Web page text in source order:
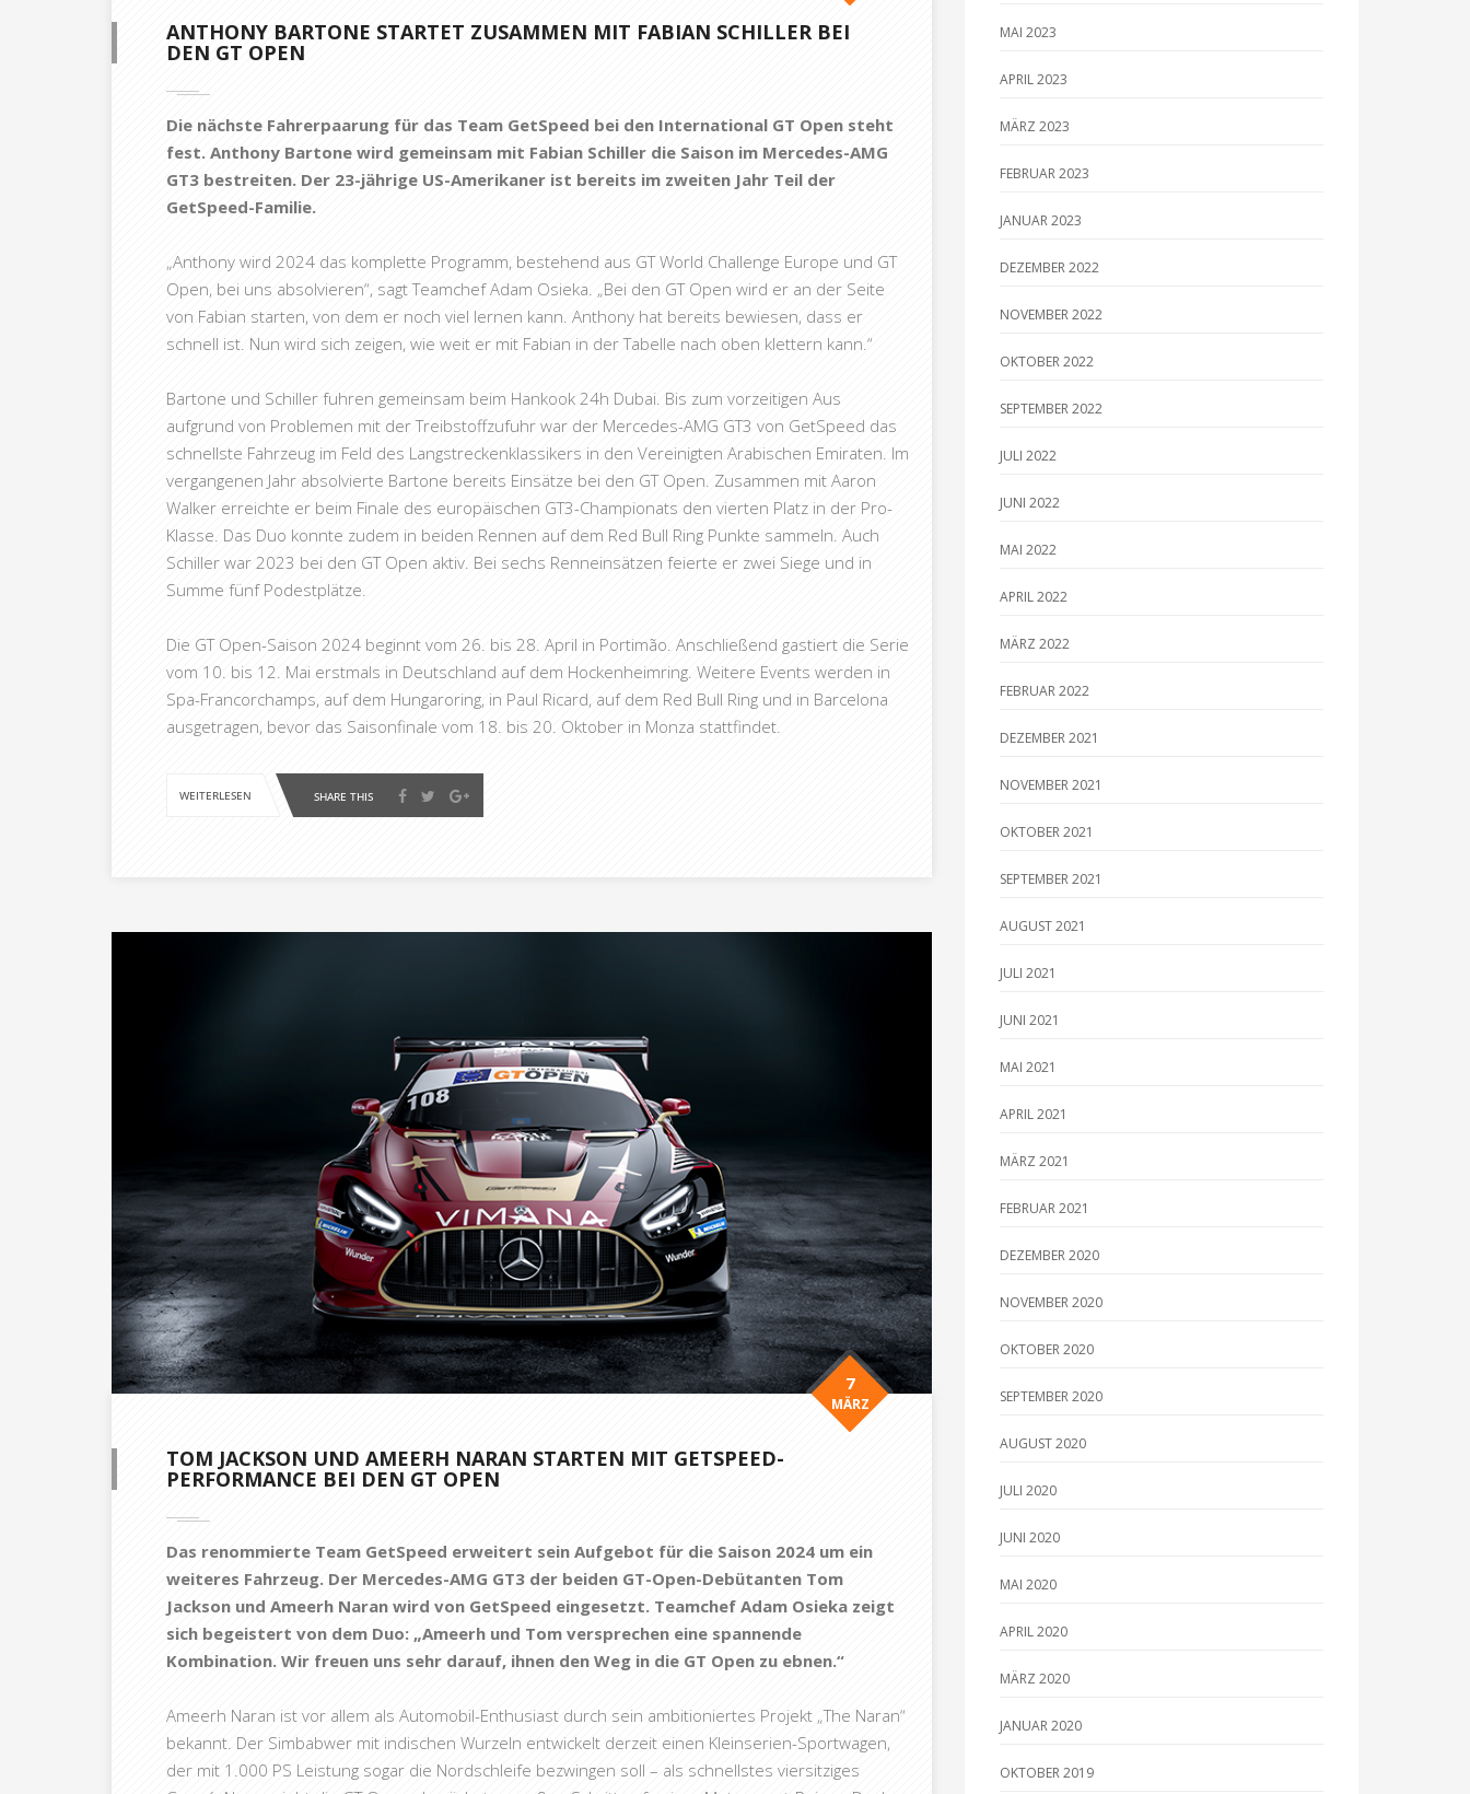
ANTHONY BARTONE STARTET ZUSAMMEN MIT FABIAN SCHILLER BEI
DEN GT OPEN
Die nächste Fahrerpaarung für das Team GetSpeed bei den International GT Open steht
fest. Anthony Bartone wird gemeinsam mit Fabian Schiller die Saison im Mercedes-AMG
GT3 bestreiten. Der 23-jährige US-Amerikaner ist bereits im zweiten Jahr Teil der
GetSpeed-Familie.
„Anthony wird 2024 das komplette Programm, bestehend aus GT World Challenge Europe und GT
Open, bei uns absolvieren“, sagt Teamchef Adam Osieka. „Bei den GT Open wird er an der Seite
von Fabian starten, von dem er noch viel lernen kann. Anthony hat bereits bewiesen, dass er
schnell ist. Nun wird sich zeigen, wie weit er mit Fabian in der Tabelle nach oben klettern kann.“
Bartone und Schiller fuhren gemeinsam beim Hankook 24h Dubai. Bis zum vorzeitigen Aus
aufgrund von Problemen mit der Treibstoffzufuhr war der Mercedes-AMG GT3 von GetSpeed das
schnellste Fahrzeug im Feld des Langstreckenklassikers in den Vereinigten Arabischen Emiraten. Im
vergangenen Jahr absolvierte Bartone bereits Einsätze bei den GT Open. Zusammen mit Aaron
Walker erreichte er beim Finale des europäischen GT3-Championats den vierten Platz in der Pro-
Klasse. Das Duo konnte zudem in beiden Rennen auf dem Red Bull Ring Punkte sammeln. Auch
Schiller war 2023 bei den GT Open aktiv. Bei sechs Renneinsätzen feierte er zwei Siege und in
Summe fünf Podestplätze.
Die GT Open-Saison 2024 beginnt vom 26. bis 28. April in Portimão. Anschließend gastiert die Serie
vom 10. bis 12. Mai erstmals in Deutschland auf dem Hockenheimring. Weitere Events werden in
Spa-Francorchamps, auf dem Hungaroring, in Paul Ricard, auf dem Red Bull Ring und in Barcelona
ausgetragen, bevor das Saisonfinale vom 18. bis 20. Oktober in Monza stattfindet.
WEITERLESEN SHARE THIS
TOM JACKSON UND AMEERH NARAN STARTEN MIT GETSPEED-
PERFORMANCE BEI DEN GT OPEN
7
MÄRZ
Das renommierte Team GetSpeed erweitert sein Aufgebot für die Saison 2024 um ein
weiteres Fahrzeug. Der Mercedes-AMG GT3 der beiden GT-Open-Debütanten Tom
Jackson und Ameerh Naran wird von GetSpeed eingesetzt. Teamchef Adam Osieka zeigt
sich begeistert von dem Duo: „Ameerh und Tom versprechen eine spannende
Kombination. Wir freuen uns sehr darauf, ihnen den Weg in die GT Open zu ebnen.“
Ameerh Naran ist vor allem als Automobil-Enthusiast durch sein ambitioniertes Projekt „The Naran“
bekannt. Der Simbabwer mit indischen Wurzeln entwickelt derzeit einen Kleinserien-Sportwagen,
der mit 1.000 PS Leistung sogar die Nordschleife bezwingen soll – als schnellstes viersitziges
MAI 2023
APRIL 2023
MÄRZ 2023
FEBRUAR 2023
JANUAR 2023
DEZEMBER 2022
NOVEMBER 2022
OKTOBER 2022
SEPTEMBER 2022
JULI 2022
JUNI 2022
MAI 2022
APRIL 2022
MÄRZ 2022
FEBRUAR 2022
DEZEMBER 2021
NOVEMBER 2021
OKTOBER 2021
SEPTEMBER 2021
AUGUST 2021
JULI 2021
JUNI 2021
MAI 2021
APRIL 2021
MÄRZ 2021
FEBRUAR 2021
DEZEMBER 2020
NOVEMBER 2020
OKTOBER 2020
SEPTEMBER 2020
AUGUST 2020
JULI 2020
JUNI 2020
MAI 2020
APRIL 2020
MÄRZ 2020
JANUAR 2020
OKTOBER 2019